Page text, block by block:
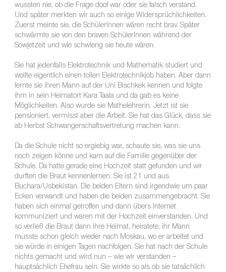
wussten nie, ob die Frage doof war oder sie falsch verstand.
Und später merkten wir auch so einige Widersprüchlichkeiten.
Zuerst meinte sie, die SchülerInnen wären recht brav. Später
schwärmte sie von den braven SchülerInnen während der
Sowjetzeit und wie schwierig sie heute wären.
Sie hat jedenfalls Elektrotechnik und Mathematik studiert und
wollte eigentlich einen tollen Elektrotechnikjob haben. Aber dann
lernte sie ihren Mann auf der Uni Bischkek kennen und folgte
ihm in sein Heimatort Kara Taala und da gab es keine
Möglichkeiten. Also wurde sie Mathelehrerin. Jetzt ist sie
pensioniert, vermisst aber die Arbeit. Sie hat das Glück, dass sie
ab Herbst Schwangerschaftsvertretung machen kann.
Da die Schule nicht so ergiebig war, schaute sie, was sie uns
noch zeigen könne und kam auf die Familie gegenüber der
Schule. Da hatte gerade eine Hochzeit statt gefunden und wir
durften die Braut kennenlernen. Sie ist 21 und aus
Buchara/Usbekistan. Die beiden Eltern sind irgendwie um paar
Ecken verwandt und haben die beiden zusammengebracht. Sie
haben sich einmal getroffen und dann übers Internet
kommuniziert und waren mit der Hochzeit einverstanden. Und
so verließ die Braut dann ihre Heimat, heiratete, ihr Mann
musste schon gleich wieder nach Moskau, wo er arbeitet und
sie würde in einigen Tagen nachfolgen. Sie hat nach der Schule
nichts gemacht und wird nun – wie wir verstanden –
hauptsächlich Ehefrau sein. Sie wirkte so als ob sie tatsächlich